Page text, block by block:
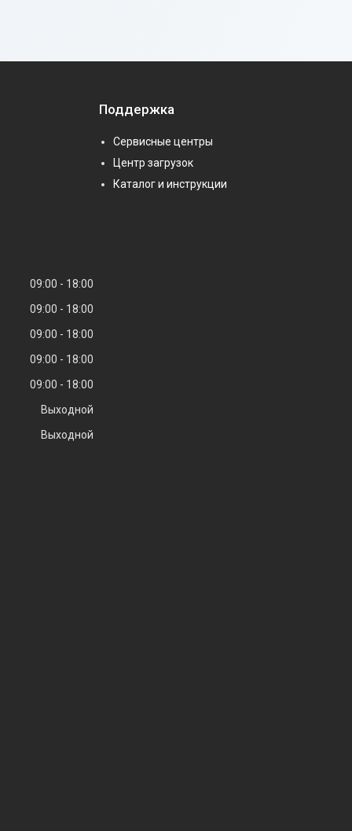
Поддержка
Сервисные центры
Центр загрузок
Каталог и инструкции
09:00
18:00
09:00
18:00
09:00
18:00
09:00
18:00
09:00
18:00
Выходной
Выходной